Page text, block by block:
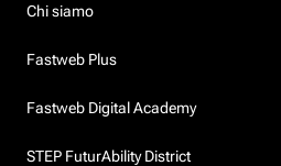
Chi siamo
Fastweb Plus
Fastweb Digital Academy
STEP FuturAbility District